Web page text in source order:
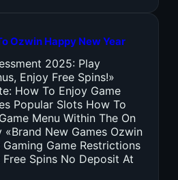
Ozwin Happy New Year
2025: Play
Enjoy Free Spins!»
How To Enjoy Game
Popular Slots How To
Menu Within The On
«Brand New Games Ozwin
Game Restrictions
Spins No Deposit At